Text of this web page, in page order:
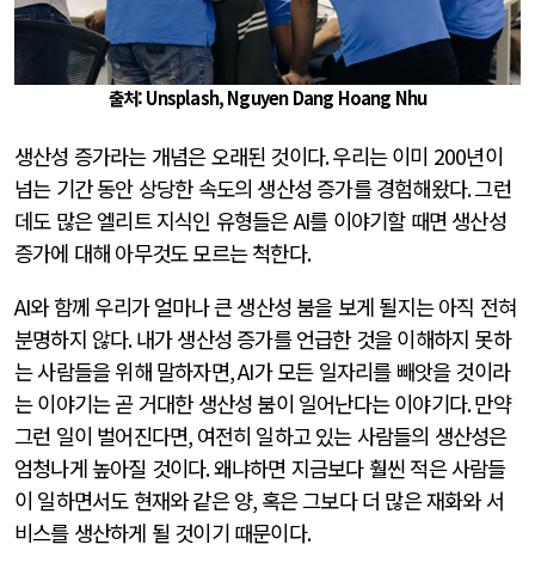
출처: Unsplash, Nguyen Dang Hoang Nhu
생산성 증가라는 개념은 오래된 것이다.우리는 이미 200년이
넘는 기간 동안 상당한 속도의 생산성 증가를 경험해왔다.그런
데도 많은 엘리트 지식인 유형들은AI를 이야기할 때면 생산성
증가에 대해 아무것도 모르는 척한다.
AI와 함께 우리가 얼마나 큰 생산성 붐을 보게 될지는 아직 전혀
분명하지 않다.내가 생산성 증가를 언급한 것을 이해하지 못하
는 사람들을 위해 말하자면, AI가 모든 일자리를 빼앗을 것이라
는 이야기는 곧 거대한 생산성 붐이 일어난다는 이야기다.만약
그런 일이 벌어진다면, 여전히 일하고 있는 사람들의 생산성은
엄청나게 높아질 것이다.왜냐하면 지금보다 훨씬 적은 사람들
이 일하면서도 현재와 같은 양, 혹은 그보다 더 많은 재화와 서
비스를 생산하게 될 것이기 때문이다.